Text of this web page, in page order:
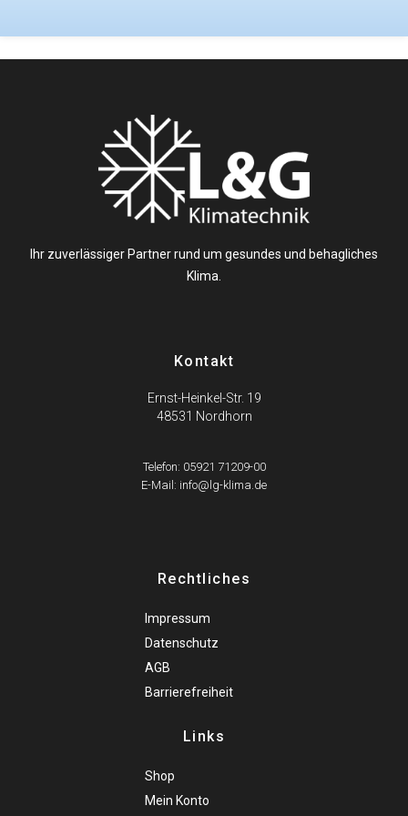
Ihr zuverlässiger Partner rund um gesundes und behagliches
Klima.
Kontakt
Ernst-Heinkel-Str. 19
48531 Nordhorn
Telefon: 05921 71209-00
E-Mail: info@lg-klima.de
Rechtliches
Impressum
Datenschutz
AGB
Barrierefreiheit
Links
Shop
Mein Konto